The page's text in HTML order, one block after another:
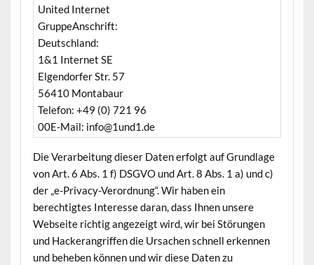
United Internet
GruppeAnschrift:
Deutschland:
1&1 Internet SE
Elgendorfer Str. 57
56410 Montabaur
Telefon: +49 (0) 721 96
00E-Mail: info@1und1.de
Die Verarbeitung dieser Daten erfolgt auf Grundlage
von Art. 6 Abs. 1 f) DSGVO und Art. 8 Abs. 1 a) und c)
der „e-Privacy-Verordnung“. Wir haben ein
berechtigtes Interesse daran, dass Ihnen unsere
Webseite richtig angezeigt wird, wir bei Störungen
und Hackerangriffen die Ursachen schnell erkennen
und beheben können und wir diese Daten zu